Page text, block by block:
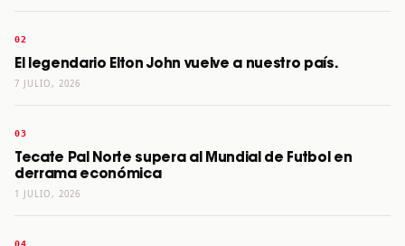
El legendario Elton John vuelve a nuestro país.
7 JULIO, 2026
Tecate Pal Norte supera al Mundial de Futbol en
derrama económica
1 JULIO, 2026